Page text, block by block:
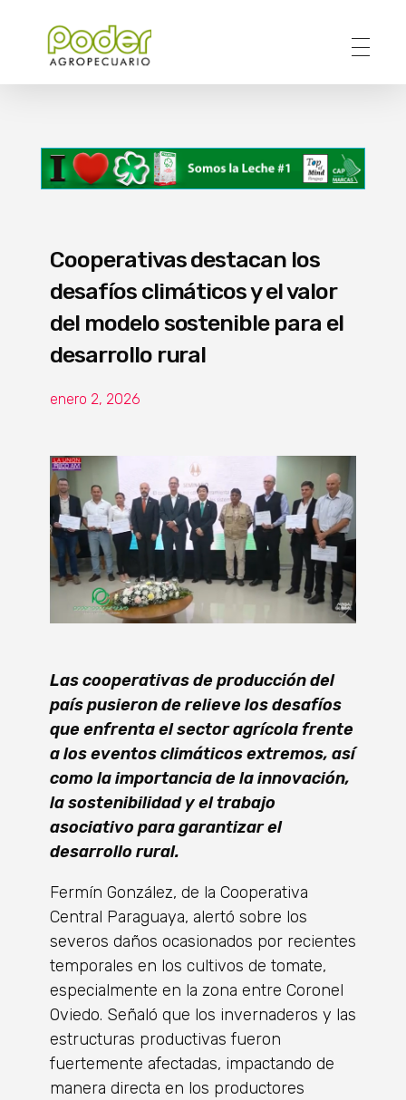
Cooperativas destacan los
desafíos climáticos y el valor
del modelo sostenible para el
desarrollo rural
enero 2, 2026
Las cooperativas de producción del
país pusieron de relieve los desafíos
que enfrenta el sector agrícola frente
a los eventos climáticos extremos, así
como la importancia de la innovación,
la sostenibilidad y el trabajo
asociativo para garantizar el
desarrollo rural.
Fermín González, de la Cooperativa
Central Paraguaya, alertó sobre los
severos daños ocasionados por recientes
temporales en los cultivos de tomate,
especialmente en la zona entre Coronel
Oviedo. Señaló que los invernaderos y las
estructuras productivas fueron
fuertemente afectadas, impactando de
manera directa en los productores